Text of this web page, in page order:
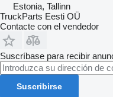
Estonia, Tallinn
TruckParts Eesti OÜ
Contacte con el vendedor
Suscríbase para recibir
Suscribirse